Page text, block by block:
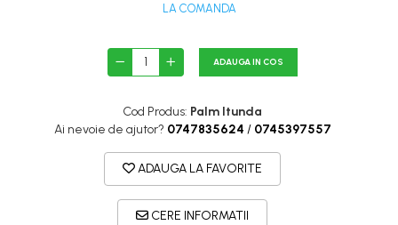
Jachete impermeabile
Haine thermo și protecție UV
Fuste de valuri
Căști de protecție
Siguranță, accesorii
LA COMANDA
ADAUGA IN COS
Cod Produs: Palm Itunda
Ai nevoie de ajutor? 0747835624 / 0745397557
ADAUGA LA FAVORITE
CERE INFORMATII